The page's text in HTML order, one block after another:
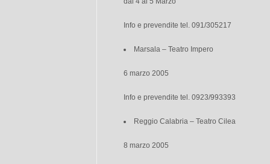
Info e prevendite tel. 091/305217
Marsala – Teatro Impero
6 marzo 2005
Info e prevendite tel. 0923/993393
Reggio Calabria – Teatro Cilea
8 marzo 2005